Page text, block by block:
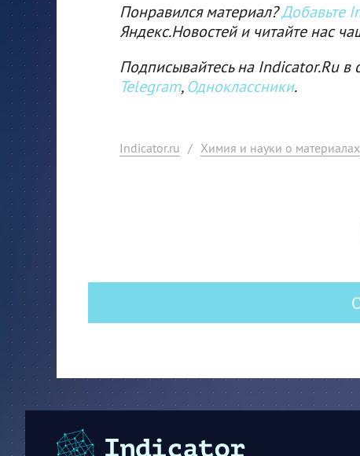
Понравился материал?Добавьте
Яндекс.Новостей и читайте нас
Подписывайтесь на Indicator.Ru в
Telegram, Одноклассники.
Indicator.ru / Химия и науки о материалах